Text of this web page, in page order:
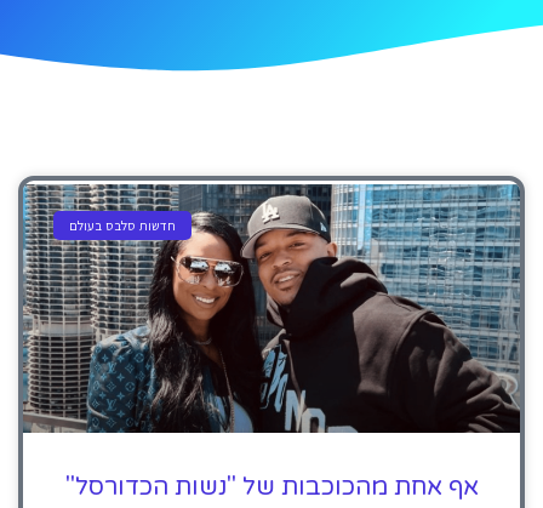
חדשות סלבס בעולם
אף אחת מהכוכבות של "נשות הכדורסל"